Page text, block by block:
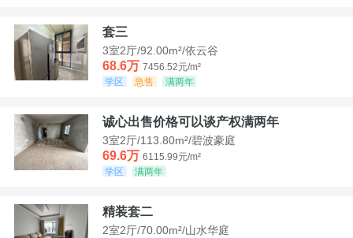
套三
3室2厅/92.00m²/依云谷
68.6万 7456.52元/m²
学区
急售 满两年
诚心出售价格可以谈产权满两年
3室2厅/113.80m²/碧波豪庭
69.6万 6115.99元/m²
学区
满两年
精装套二
2室2厅/70.00m²/山水华庭